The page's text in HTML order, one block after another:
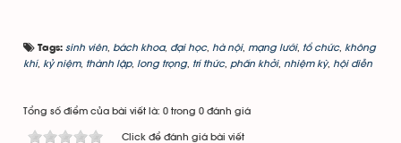
Tags: sinh viên, bách khoa, đại học, hà nội, mạng lưới, tổ chức, không
khí, kỷ niệm, thành lập, long trọng, trí thức, phấn khởi, nhiệm kỳ, hội diễn
Tổng số điểm của bài viết là: 0 trong 0 đánh giá
Click để đánh giá bài viết